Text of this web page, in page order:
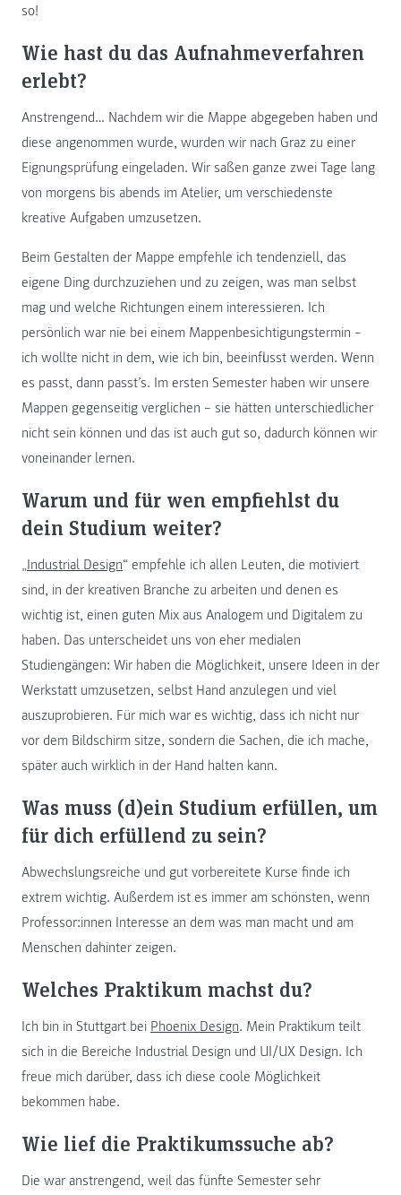
so!
Wie hast du das Aufnahmeverfahren
erlebt?
Anstrengend… Nachdem wir die Mappe abgegeben haben und
diese angenommen wurde, wurden wir nach Graz zu einer
Eignungsprüfung eingeladen. Wir saßen ganze zwei Tage lang
von morgens bis abends im Atelier, um verschiedenste
kreative Aufgaben umzusetzen.
Beim Gestalten der Mappe empfehle ich tendenziell, das
eigene Ding durchzuziehen und zu zeigen, was man selbst
mag und welche Richtungen einem interessieren. Ich
persönlich war nie bei einem Mappenbesichtigungstermin –
ich wollte nicht in dem, wie ich bin, beeinflusst werden. Wenn
es passt, dann passt’s. Im ersten Semester haben wir unsere
Mappen gegenseitig verglichen – sie hätten unterschiedlicher
nicht sein können und das ist auch gut so, dadurch können wir
voneinander lernen.
Warum und für wen empfiehlst du
dein Studium weiter?
„Industrial Design“ empfehle ich allen Leuten, die motiviert
sind, in der kreativen Branche zu arbeiten und denen es
wichtig ist, einen guten Mix aus Analogem und Digitalem zu
haben. Das unterscheidet uns von eher medialen
Studiengängen: Wir haben die Möglichkeit, unsere Ideen in der
Werkstatt umzusetzen, selbst Hand anzulegen und viel
auszuprobieren. Für mich war es wichtig, dass ich nicht nur
vor dem Bildschirm sitze, sondern die Sachen, die ich mache,
später auch wirklich in der Hand halten kann.
Was muss (d)ein Studium erfüllen, um
für dich erfüllend zu sein?
Abwechslungsreiche und gut vorbereitete Kurse finde ich
extrem wichtig. Außerdem ist es immer am schönsten, wenn
Professor:innen Interesse an dem was man macht und am
Menschen dahinter zeigen.
Welches Praktikum machst du?
Ich bin in Stuttgart bei Phoenix Design. Mein Praktikum teilt
sich in die Bereiche Industrial Design und UI/UX Design. Ich
freue mich darüber, dass ich diese coole Möglichkeit
bekommen habe.
Wie lief die Praktikumssuche ab?
Die war anstrengend, weil das fünfte Semester sehr